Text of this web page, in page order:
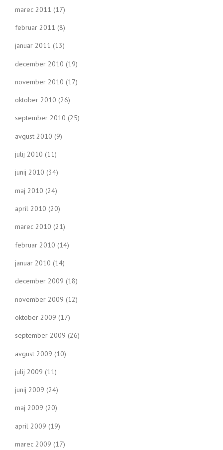
marec 2011 (17)
februar 2011 (8)
januar 2011 (13)
december 2010 (19)
november 2010 (17)
oktober 2010 (26)
september 2010 (25)
avgust 2010 (9)
julij 2010 (11)
junij 2010 (34)
maj 2010 (24)
april 2010 (20)
marec 2010 (21)
februar 2010 (14)
januar 2010 (14)
december 2009 (18)
november 2009 (12)
oktober 2009 (17)
september 2009 (26)
avgust 2009 (10)
julij 2009 (11)
junij 2009 (24)
maj 2009 (20)
april 2009 (19)
marec 2009 (17)